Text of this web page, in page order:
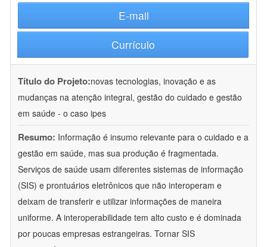
E-mail
Currículo
Título do Projeto:novas tecnologias, inovação e as
mudanças na atenção integral, gestão do cuidado e gestão
em saúde - o caso ipes
Resumo: Informação é insumo relevante para o cuidado e a
gestão em saúde, mas sua produção é fragmentada.
Serviços de saúde usam diferentes sistemas de informação
(SIS) e prontuários eletrônicos que não interoperam e
deixam de transferir e utilizar informações de maneira
uniforme. A interoperabilidade tem alto custo e é dominada
por poucas empresas estrangeiras. Tornar SIS